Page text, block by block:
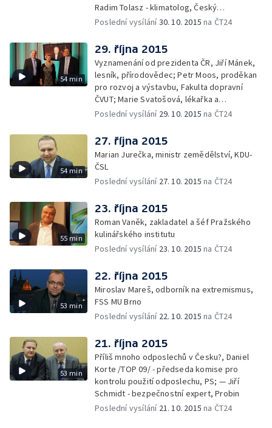
Radim Tolasz - klimatolog, Český
hydrometeorologický ústav
Poslední vysílání30. 10. 2015 na ČT24
54 min
29. října 2015
Vyznamenání od prezidenta ČR, Jiří Mánek,
lesník, přírodovědec; Petr Moos, proděkan
pro rozvoj a výstavbu, Fakulta dopravní
ČVUT; Marie Svatošová, lékařka a
zakladatelka Českého hospicového hnutí;
Poslední vysílání 29. 10. 2015 na ČT24
54 min
27. října 2015
Marian Jurečka, ministr zemědělství, KDU-
ČSL
Poslední vysílání 27. 10. 2015 na ČT24
55 min
23. října 2015
Roman Vaněk, zakladatel a šéf Pražského
kulinářského institutu
Poslední vysílání 23. 10. 2015 na ČT24
53 min
22. října 2015
Miroslav Mareš, odborník na extremismus,
FSS MU Brno
Poslední vysílání 22. 10. 2015 na ČT24
53 min
21. října 2015
Příliš mnoho odposlechů v Česku?, Daniel
Korte /TOP 09/ - předseda komise pro
kontrolu použití odposlechu, PS; — Jiří
Schmidt - bezpečnostní expert, Probin
Poslední vysílání 21. 10. 2015 na ČT24